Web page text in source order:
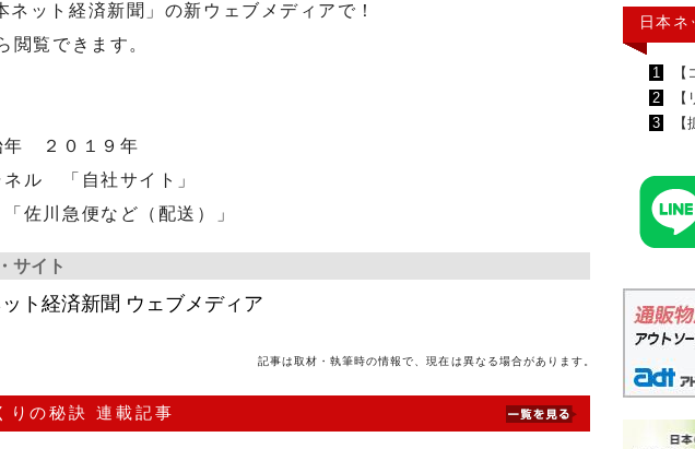
ネット経済新聞」の新ウェブメディアで！
閲覧できます。
２０１９年
ル 「自社サイト」
川急便など（配送）」
サイト
ット経済新聞 ウェブメディア
記事は取材・執筆時の情報で、現在は異なる場合があります。
りの秘訣 連載記事
日本ネ
1
【
2
【
3
【